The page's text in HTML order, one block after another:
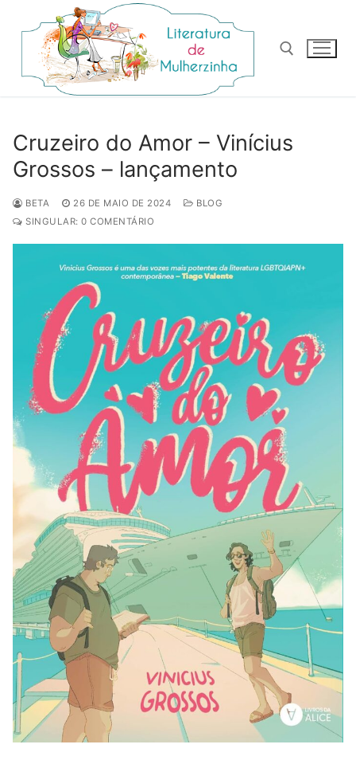
para
conteúdo
Cruzeiro do Amor – Vinícius
Grossos – lançamento
BETA 26 DE MAIO DE 2024
BLOG
SINGULAR: 0 COMENTÁRIO